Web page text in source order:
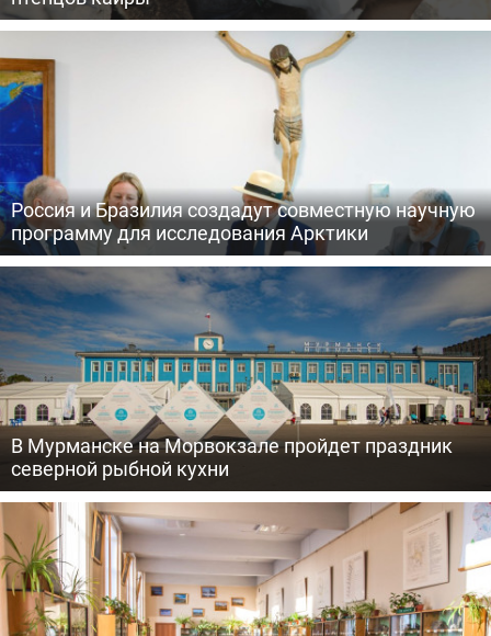
Россия и Бразилия создадут совместную научную
программу для исследования Арктики
В Мурманске на Морвокзале пройдет праздник
северной рыбной кухни